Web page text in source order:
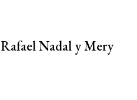
Nadal y Mery